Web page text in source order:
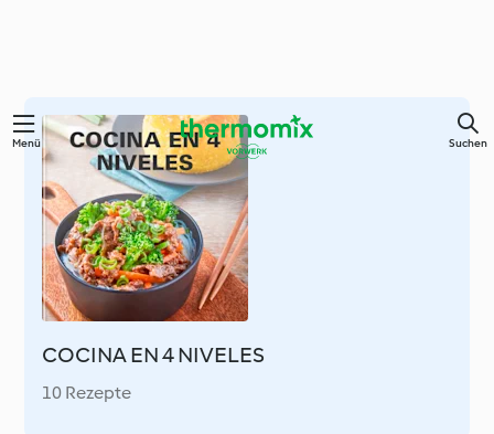
Springe
Hauptinhalt
Menü Suchen
COCINA EN 4 NIVELES
10 Rezepte